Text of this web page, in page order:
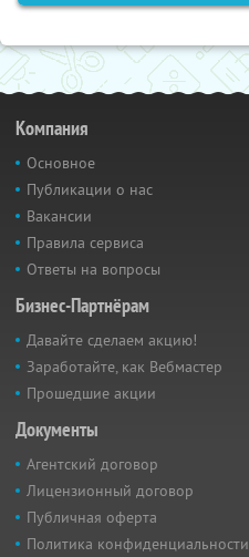
Компания
Основное
Публикации о нас
Вакансии
Правила сервиса
Ответы на вопросы
Бизнес-Партнёрам
Давайте сделаем акцию!
Заработайте, как Вебмастер
Прошедшие акции
Документы
Агентский договор
Лицензионный договор
Публичная оферта
Политика конфиденциальности